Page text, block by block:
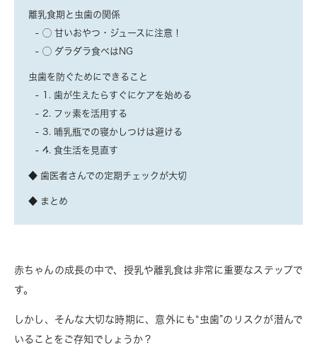
離乳食期と虫歯の関係
◯ 甘いおやつ・ジュースに注意！
◯ ダラダラ食べはNG
虫歯を防ぐためにできること
1. 歯が生えたらすぐにケアを始める
2. フッ素を活用する
3. 哺乳瓶での寝かしつけは避ける
4. 食生活を見直す
◆ 歯医者さんでの定期チェックが大切
◆ まとめ
赤ちゃんの成長の中で、授乳や離乳食は非常に重要なステップで
す。
しかし、そんな大切な時期に、意外にも“虫歯”のリスクが潜んで
いることをご存知でしょうか？